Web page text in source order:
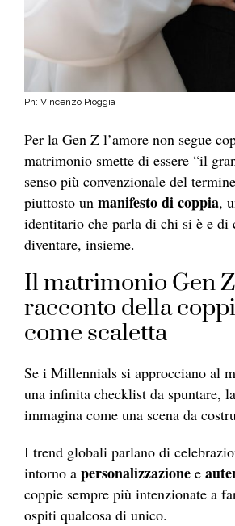
Ph: Vincenzo Pioggia
Per la Gen Z l’amore non segue
matrimonio smette di essere “il
senso più convenzionale del
piuttosto un manifesto di coppia,
identitario che parla di chi si è e di
diventare, insieme.
Il matrimonio Gen
racconto della
come scaletta
Se i Millennials si approcciano al
una infinita checklist da spuntare,
immagina come una scena da
I trend globali parlano di
intorno a personalizzazione e
coppie sempre più intenzionate a
ospiti qualcosa di unico.